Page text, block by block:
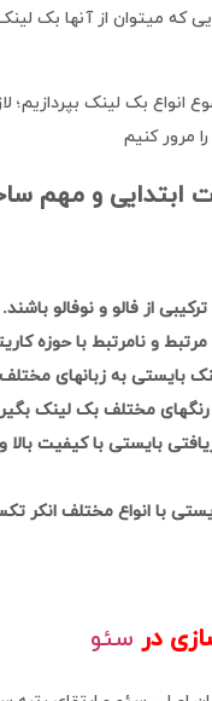
که میتوان از آنها بک
انواع بک لینک بپردازیم؛
مرور کنیم
ابتدایی و مهم
از فالو و نوفالو باشند.
و نامرتبط با حوزه
بایستی به زبانهای
رنگهای مختلف بک لینک
بایستی با کیفیت
با انواع مختلف انکر
در سئو